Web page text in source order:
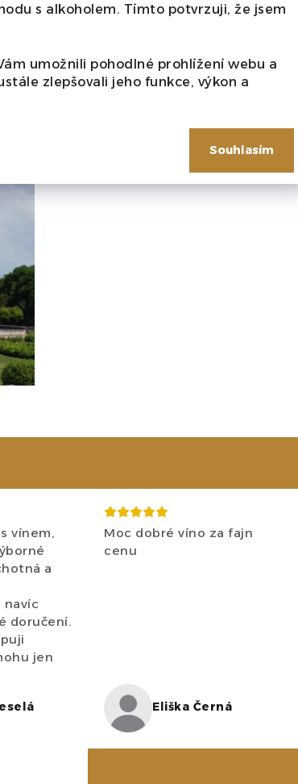
s alkoholem. Tímto potvrzuji, že jsem
umožnili pohodlné prohlížení webu a
zlepšovali jeho funkce, výkon a
Souhlasím
vínem,
a
navíc
doručení.
jen
Moc dobré víno za fajn
cenu
Eliška Černá